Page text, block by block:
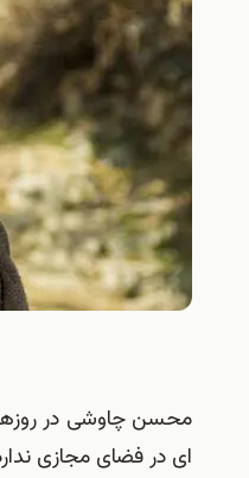
محسن چاوشی در
ای در فضای مجازی